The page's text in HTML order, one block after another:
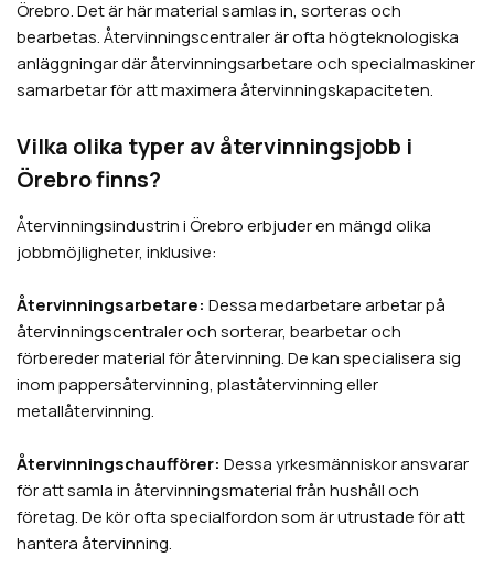
Örebro. Det är här material samlas in, sorteras och
bearbetas. Återvinningscentraler är ofta högteknologiska
anläggningar där återvinningsarbetare och specialmaskiner
samarbetar för att maximera återvinningskapaciteten.
Vilka olika typer av återvinningsjobb i
Örebrofinns?
Återvinningsindustrin iÖrebroerbjuder en mängd olika
jobbmöjligheter, inklusive:
Återvinningsarbetare: Dessa medarbetare arbetar på
återvinningscentraler och sorterar, bearbetar och
förbereder material för återvinning. De kan specialisera sig
inom pappersåtervinning, plaståtervinning eller
metallåtervinning.
Återvinningschaufförer: Dessa yrkesmänniskor ansvarar
för att samla in återvinningsmaterial från hushåll och
företag. De kör ofta specialfordon som är utrustade för att
hantera återvinning.